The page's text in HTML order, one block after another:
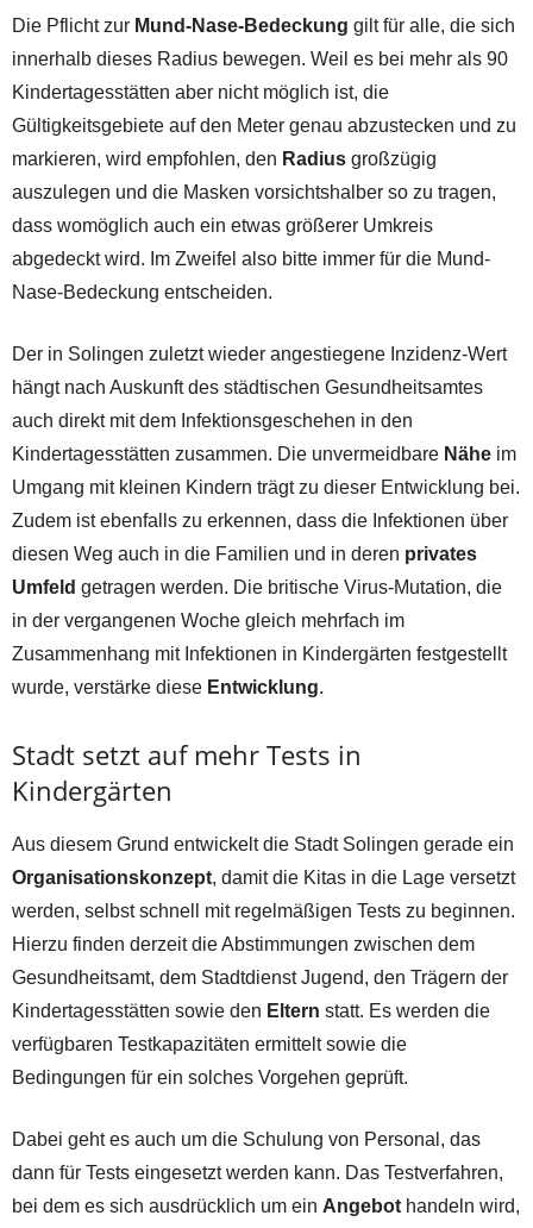
Die Pflicht zur Mund-Nase-Bedeckung gilt für alle, die sich
innerhalb dieses Radius bewegen. Weil es bei mehr als 90
Kindertagesstätten aber nicht möglich ist, die
Gültigkeitsgebiete auf den Meter genau abzustecken und zu
markieren, wird empfohlen, den Radius großzügig
auszulegen und die Masken vorsichtshalber so zu tragen,
dass womöglich auch ein etwas größerer Umkreis
abgedeckt wird. Im Zweifel also bitte immer für die Mund-
Nase-Bedeckung entscheiden.
Der in Solingen zuletzt wieder angestiegene Inzidenz-Wert
hängt nach Auskunft des städtischen Gesundheitsamtes
auch direkt mit dem Infektionsgeschehen in den
Kindertagesstätten zusammen. Die unvermeidbare Nähe im
Umgang mit kleinen Kindern trägt zu dieser Entwicklung bei.
Zudem ist ebenfalls zu erkennen, dass die Infektionen über
diesen Weg auch in die Familien und in deren privates
Umfeld getragen werden. Die britische Virus-Mutation, die
in der vergangenen Woche gleich mehrfach im
Zusammenhang mit Infektionen in Kindergärten festgestellt
wurde, verstärke diese Entwicklung.
Stadt setzt auf mehr Tests in
Kindergärten
Aus diesem Grund entwickelt die Stadt Solingen gerade ein
Organisationskonzept, damit die Kitas in die Lage versetzt
werden, selbst schnell mit regelmäßigen Tests zu beginnen.
Hierzu finden derzeit die Abstimmungen zwischen dem
Gesundheitsamt, dem Stadtdienst Jugend, den Trägern der
Kindertagesstätten sowie den Eltern statt. Es werden die
verfügbaren Testkapazitäten ermittelt sowie die
Bedingungen für ein solches Vorgehen geprüft.
Dabei geht es auch um die Schulung von Personal, das
dann für Tests eingesetzt werden kann. Das Testverfahren,
bei dem es sich ausdrücklich um ein Angebot handeln wird,